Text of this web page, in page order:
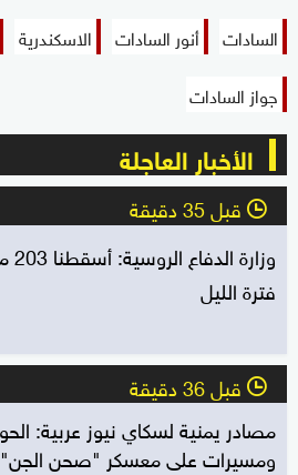
السادات أنور السادات الاسكندرية
جواز السادات
الأخبار العاجلة
l قبل 35 دقيقة
فترة الليل
l قبل 36 دقيقة
مصادر يمنية لسكاي نيوز عربية:
ومسيرات على معسكر "صحن الجن"